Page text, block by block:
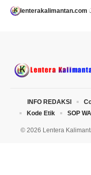
lenterakalimantan.com
© 2026 Lentera
INFO REDAKSI
Kode Etik
SOP